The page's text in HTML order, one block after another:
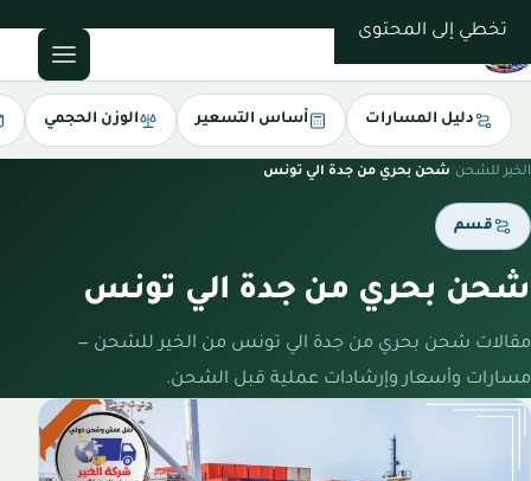
تخطي إلى المحتوى
دليل المسارات أساس التسعير الوزن الحجمي
الخير للشحن/شحن بحري من جدة الي تونس
قسم
شحن بحري من جدة الي تونس
مقالات شحن بحري من جدة الي تونس من الخير للشحن —
مسارات وأسعار وإرشادات عملية قبل الشحن.